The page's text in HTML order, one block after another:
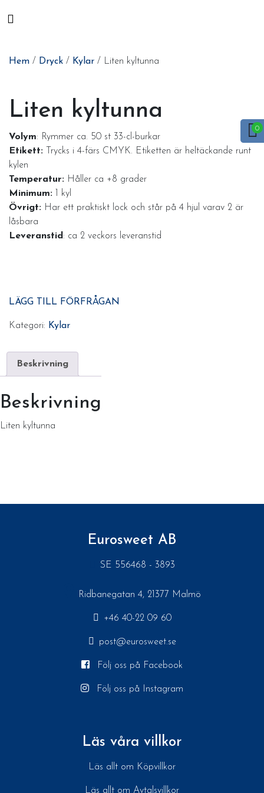
Hem / Dryck / Kylar / Liten kyltunna
Liten kyltunna
Volym: Rymmer ca. 50 st 33-cl-burkar
Etikett: Trycks i 4-färs CMYK. Etiketten är heltäckande runt
kylen
Temperatur: Håller ca +8 grader
Minimum: 1 kyl
Övrigt: Har ett praktiskt lock och står på 4 hjul varav 2 är
låsbara
Leveranstid : ca 2 veckors leveranstid
LÄGG TILL FÖRFRÅGAN
Kategori: Kylar
Beskrivning
Beskrivning
Liten kyltunna
Eurosweet AB
SE 556468 - 3893
Ridbanegatan 4, 21377 Malmö
+46 40-22 09 60
post@eurosweet.se
Följ oss på Facebook
Följ oss på Instagram
Läs våra villkor
Läs allt om Köpvillkor
Läs allt om Avtalsvillkor